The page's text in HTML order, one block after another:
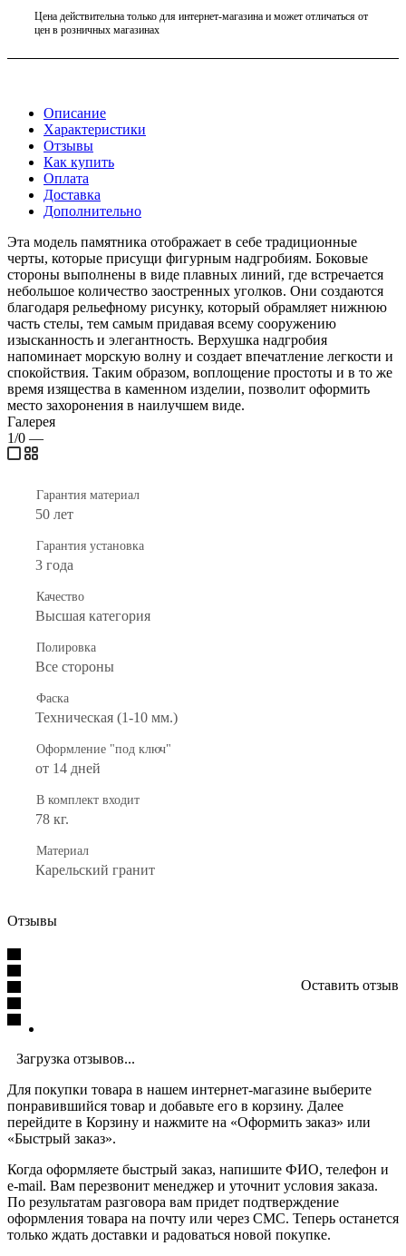
Цена действительна только для интернет-магазина и может отличаться от
цен в розничных магазинах
Описание
Характеристики
Отзывы
Как купить
Оплата
Доставка
Дополнительно
Эта модель памятника отображает в себе традиционные
черты, которые присущи фигурным надгробиям. Боковые
стороны выполнены в виде плавных линий, где встречается
небольшое количество заостренных уголков. Они создаются
благодаря рельефному рисунку, который обрамляет нижнюю
часть стелы, тем самым придавая всему сооружению
изысканность и элегантность. Верхушка надгробия
напоминает морскую волну и создает впечатление легкости и
спокойствия. Таким образом, воплощение простоты и в то же
время изящества в каменном изделии, позволит оформить
место захоронения в наилучшем виде.
Галерея
1/0 —
Гарантия материал
50 лет
Гарантия установка
3 года
Качество
Высшая категория
Полировка
Все стороны
Фаска
Техническая (1-10 мм.)
Оформление "под ключ"
от 14 дней
В комплект входит
78 кг.
Материал
Карельский гранит
Отзывы
Оставить отзыв
Загрузка отзывов...
Для покупки товара в нашем интернет-магазине выберите
понравившийся товар и добавьте его в корзину. Далее
перейдите в Корзину и нажмите на «Оформить заказ» или
«Быстрый заказ».
Когда оформляете быстрый заказ, напишите ФИО, телефон и
e-mail. Вам перезвонит менеджер и уточнит условия заказа.
По результатам разговора вам придет подтверждение
оформления товара на почту или через СМС. Теперь останется
только ждать доставки и радоваться новой покупке.